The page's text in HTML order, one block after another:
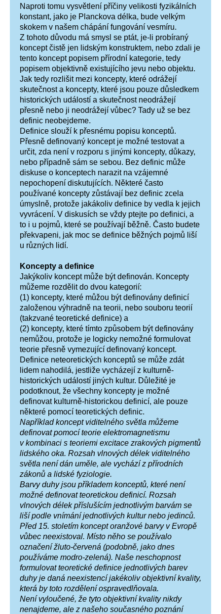
Naproti tomu vysvětlení příčiny velikosti fyzikálních
konstant, jako je Planckova délka, bude velkým
skokem v našem chápání fungování vesmíru.
Z tohoto důvodu má smysl se ptát, je-li probíraný
koncept čistě jen lidským konstruktem, nebo zdali je
tento koncept popisem přírodní kategorie, tedy
popisem objektivně existujícího jevu nebo objektu.
Jak tedy rozlišit mezi koncepty, které odrážejí
skutečnost a koncepty, které jsou pouze důsledkem
historických událostí a skutečnost neodrážejí
přesně nebo ji neodrážejí vůbec? Tady už se bez
definic neobejdeme.
Definice slouží k přesnému popisu konceptů.
Přesně definovaný koncept je možné testovat a
určit, zda není v rozporu s jinými koncepty, důkazy,
nebo případně sám se sebou. Bez definic může
diskuse o konceptech narazit na vzájemné
nepochopení diskutujících. Některé často
používané koncepty zůstávají bez definic zcela
úmyslně, protože jakákoliv definice by vedla k jejich
vyvrácení. V diskusích se vždy ptejte po definici, a
to i u pojmů, které se používají běžně. Často budete
překvapeni, jak moc se definice běžných pojmů liší
u různých lidí.
Koncepty a definice
Jakýkoliv koncept může být definován. Koncepty
můžeme rozdělit do dvou kategorií:
(1) koncepty, které můžou být definovány definicí
založenou výhradně na teorii, nebo souboru teorií
(takzvané teoretické definice) a
(2) koncepty, které tímto způsobem být definovány
nemůžou, protože je logicky nemožné formulovat
teorie přesně vymezující definovaný koncept.
Definice neteoretických konceptů se může zdát
lidem nahodilá, jestliže vycházejí z kulturně-
historických událostí jiných kultur. Důležité je
podotknout, že všechny koncepty je možné
definovat kulturně-historickou definicí, ale pouze
některé pomocí teoretických definic.
Například koncept viditelného světla můžeme
definovat pomocí teorie elektromagnetismu
v kombinaci s teoriemi excitace zrakových pigmentů
lidského oka. Rozsah vlnových délek viditelného
světla není dán uměle, ale vychází z přírodních
zákonů a lidské fyziologie.
Barvy duhy jsou příkladem konceptů, které není
možné definovat teoretickou definicí. Rozsah
vlnových délek příslušícím jednotlivým barvám se
liší podle vnímání jednotlivých kultur nebo jedinců.
Před 15. stoletím koncept oranžové barvy v Evropě
vůbec neexistoval. Místo něho se používalo
označení žluto-červená (podobně, jako dnes
používáme modro-zelená). Naše neschopnost
formulovat teoretické definice jednotlivých barev
duhy je daná neexistencí jakékoliv objektivní kvality,
která by toto rozdělení ospravedlňovala.
Není vyloučené, že tyto objektivní kvality nikdy
nenajdeme, ale z našeho současného poznání